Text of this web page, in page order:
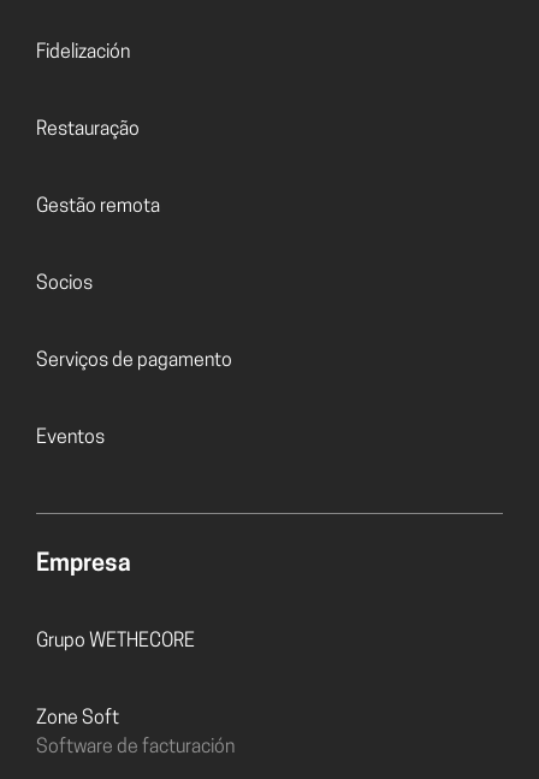
Fidelización
Restauração
Gestão remota
Socios
Serviços de pagamento
Eventos
Empresa
Grupo WETHECORE
Zone Soft
Software de facturación